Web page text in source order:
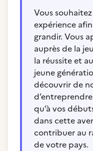
Vous
expérience
grandir. Vous
auprès de la
la réussite et
jeune
découvrir de
qu’à vos
dans cette
contribuer au
de votre pays.